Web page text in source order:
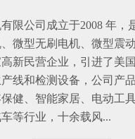
限公司成立于2008 年，
微型无刷电机、微型震
新民营企业，引进了美
线和检测设备，公司产
健、智能家居、电动工
等行业，十余载风...